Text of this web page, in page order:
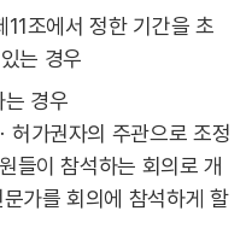
조에서 정한 기간을 초
는 경우
경우
가권자의 주관으로 조정
들이 참석하는 회의로 개
가를 회의에 참석하게 할